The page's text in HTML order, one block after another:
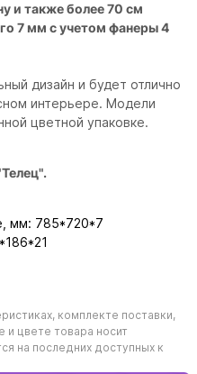
и также более 70 см
7 мм с учетом фанеры 4
дизайн и будет отлично
интерьере. Модели
цветной упаковке.
мм: 785*720*7
комплекте поставки,
и цвете товара носит
на последних доступных к